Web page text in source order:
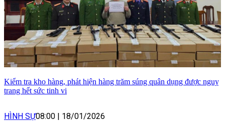
Kiểm tra kho hàng, phát hiện hàng trăm súng quân dụng được nguỵ
trang hết sức tinh vi
HÌNH SỰ08:00 | 18/01/2026